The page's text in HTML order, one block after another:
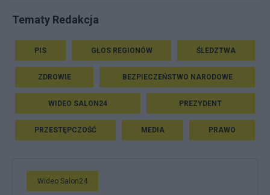
Tematy Redakcja
PIS GŁOS REGIONÓW ŚLEDZTWA
ZDROWIE BEZPIECZEŃSTWO NARODOWE
WIDEO SALON24 PREZYDENT
PRZESTĘPCZOŚĆ MEDIA PRAWO
Wideo Salon24